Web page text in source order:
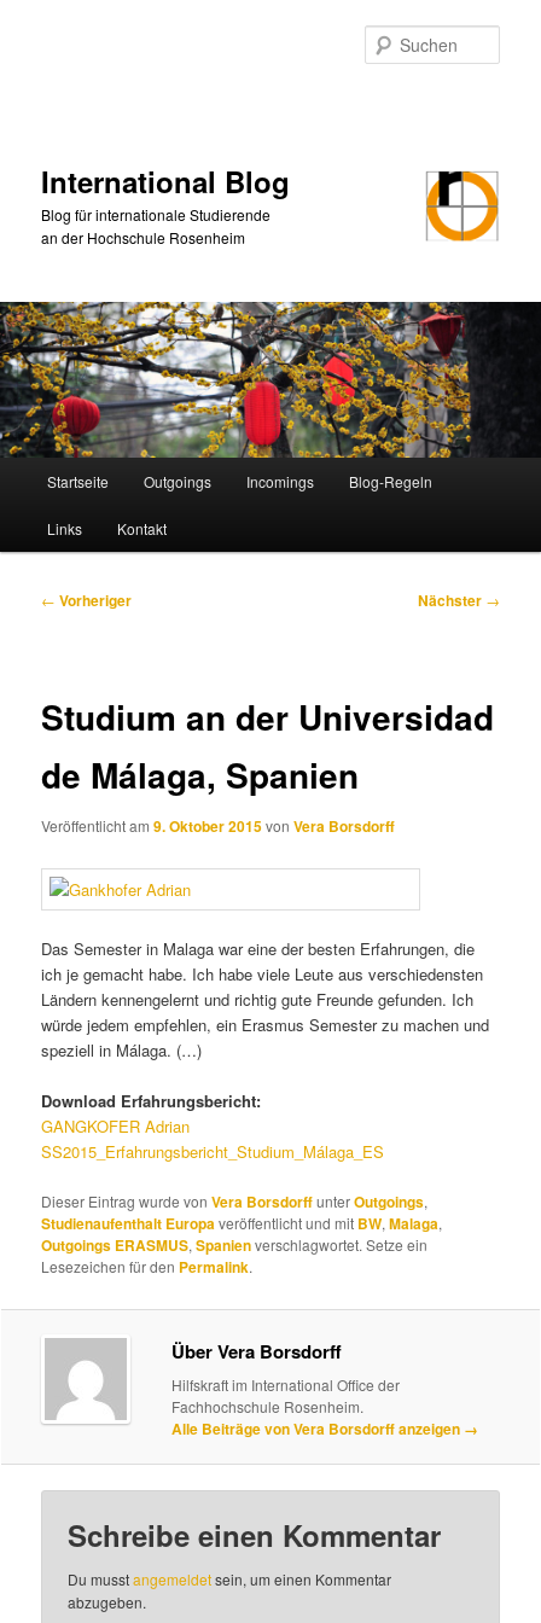
International Blog
Blog für internationale Studierende
an der Hochschule Rosenheim
Startseite Outgoings Incomings Blog-Regeln
Links Kontakt
Beitragsnavigation
← Vorheriger Nächster →
Studium an der Universidad
de Málaga, Spanien
Veröffentlicht am9. Oktober 2015vonVera Borsdorff
Das Semester in Malaga war eine der besten Erfahrungen, die
ich je gemacht habe. Ich habe viele Leute aus verschiedensten
Ländern kennengelernt und richtig gute Freunde gefunden. Ich
würde jedem empfehlen, ein Erasmus Semester zu machen und
speziell in Málaga. (…)
Download Erfahrungsbericht:
GANGKOFER Adrian
SS2015_Erfahrungsbericht_Studium_Málaga_ES
Dieser Eintrag wurde vonVera BorsdorffunterOutgoings,
Studienaufenthalt Europa veröffentlicht und mit BW,Malaga,
Outgoings ERASMUS,Spanienverschlagwortet. Setze ein
Lesezeichen für den Permalink.
Über Vera Borsdorff
Hilfskraft im International Office der
Fachhochschule Rosenheim.
Alle Beiträge von Vera Borsdorff anzeigen →
Schreibe einen Kommentar
Du musstangemeldetsein, um einen Kommentar
abzugeben.